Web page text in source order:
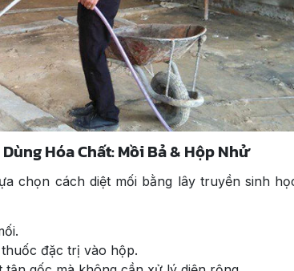
Hóa Chất: Mồi Bả & Hộp Nhử
chọn cách diệt mối bằng lây truyền sinh
đặc trị vào hộp.